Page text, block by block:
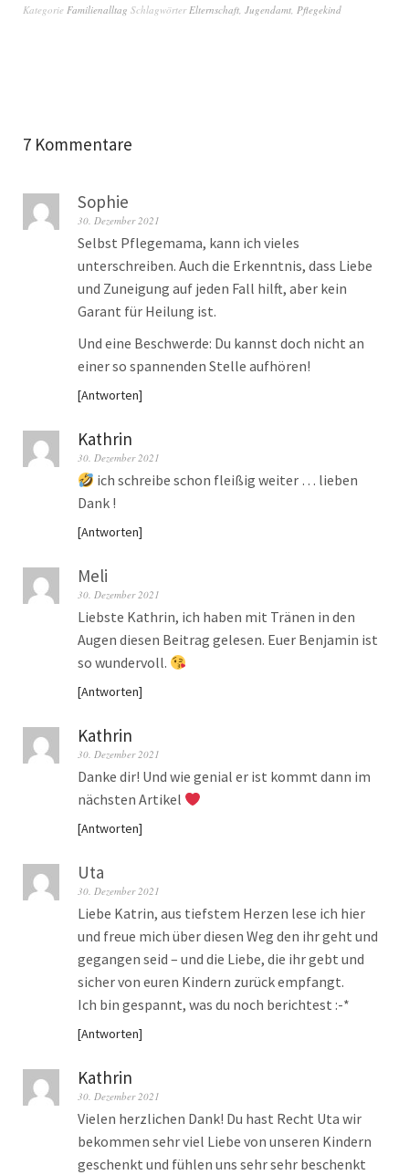
Kategorie Familienalltag SchlagwörterElternschaft, Jugendamt, Pflegekind
7 Kommentare
Sophie
30. Dezember 2021
Selbst Pflegemama, kann ich vieles
unterschreiben. Auch die Erkenntnis, dass Liebe
und Zuneigung auf jeden Fall hilft, aber kein
Garant für Heilung ist.
Und eine Beschwerde: Du kannst doch nicht an
einer so spannenden Stelle aufhören!
Antworten
Kathrin
30. Dezember 2021
ich schreibe schon fleißig weiter … lieben
Dank !
Antworten
Meli
30. Dezember 2021
Liebste Kathrin, ich haben mit Tränen in den
Augen diesen Beitrag gelesen. Euer Benjamin ist
so wundervoll.
Antworten
Kathrin
30. Dezember 2021
Danke dir! Und wie genial er ist kommt dann im
nächsten Artikel
Antworten
Uta
30. Dezember 2021
Liebe Katrin, aus tiefstem Herzen lese ich hier
und freue mich über diesen Weg den ihr geht und
gegangen seid – und die Liebe, die ihr gebt und
sicher von euren Kindern zurück empfangt.
Ich bin gespannt, was du noch berichtest :-*
Antworten
Kathrin
30. Dezember 2021
Vielen herzlichen Dank! Du hast Recht Uta wir
bekommen sehr viel Liebe von unseren Kindern
geschenkt und fühlen uns sehr sehr beschenkt